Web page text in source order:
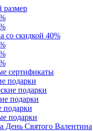
размер
со скидкой 40%
сертификаты
подарки
подарки
подарки
подарки
подарки
День Святого Валентина